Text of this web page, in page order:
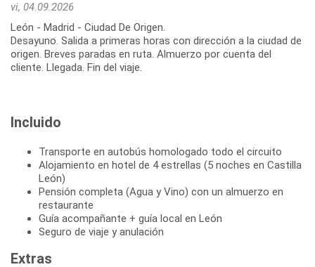
vi, 04.09.2026
León - Madrid - Ciudad De Origen.
Desayuno. Salida a primeras horas con dirección a la ciudad de
origen. Breves paradas en ruta. Almuerzo por cuenta del
Incluido
Transporte en autobús homologado todo el circuito
Alojamiento en hotel de 4 estrellas (5 noches en Castilla
León)
Pensión completa (Agua y Vino) con un almuerzo en
restaurante
Guía acompañante + guía local en León
Seguro de viaje y anulación
Extras